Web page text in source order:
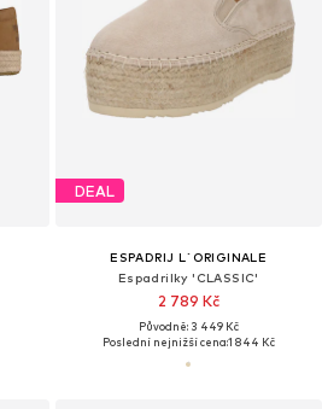
DEAL
ESPADRIJ L´ORIGINALE
Espadrilky 'CLASSIC'
2 789 Kč
Původně: 3 449 Kč
Poslední nejnižší cena:1 844 Kč